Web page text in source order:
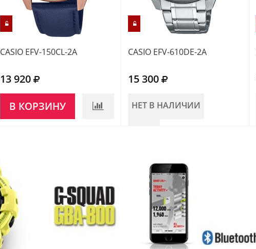
CASIO EFV-150CL-2A
13 920
В КОРЗИНУ
CASIO EFV-610DE-2A
15 300
НЕТ В НАЛИЧИИ